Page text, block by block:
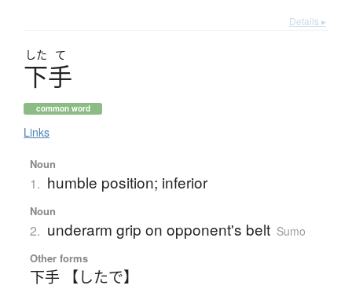
Details ▸
した て
下手
common word
Links
Noun
1. humble position; inferior
Noun
2. underarm grip on opponent's belt Sumo
Other forms
下手 【したで】